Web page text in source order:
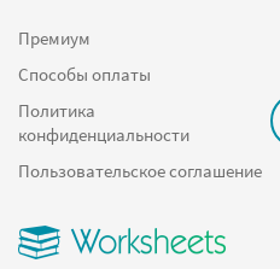
Найди и посчитай
Рыбалка
Сколько падежей в русском
Арабские числа
Премиум
Способы оплаты
Политика
конфиденциальности
Пользовательское соглашение